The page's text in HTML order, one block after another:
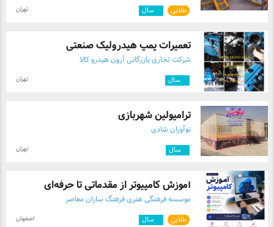
طلایی سال تهران
تعمیرات پمپ هیدرولیک صنعتی
شرکت تجاری بازرگانی آرون هیدرو کالا
سال تهران
ترامپولین شهربازی
نوآوران شادی
سال تهران
آموزش کامپیوتر از مقدماتی تا حرفه‌ای
موسسه فرهنگی هنری فرهنگ سازان معاصر
طلایی سال اصفهان